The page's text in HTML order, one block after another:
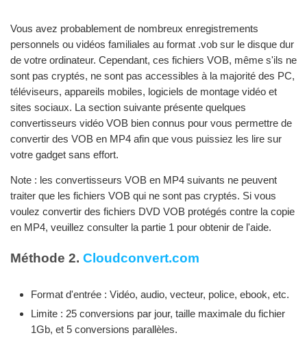
Vous avez probablement de nombreux enregistrements
personnels ou vidéos familiales au format .vob sur le disque dur
de votre ordinateur. Cependant, ces fichiers VOB, même s'ils ne
sont pas cryptés, ne sont pas accessibles à la majorité des PC,
téléviseurs, appareils mobiles, logiciels de montage vidéo et
sites sociaux. La section suivante présente quelques
convertisseurs vidéo VOB bien connus pour vous permettre de
convertir des VOB en MP4 afin que vous puissiez les lire sur
votre gadget sans effort.
Note : les convertisseurs VOB en MP4 suivants ne peuvent
traiter que les fichiers VOB qui ne sont pas cryptés. Si vous
voulez convertir des fichiers DVD VOB protégés contre la copie
en MP4, veuillez consulter la partie 1 pour obtenir de l'aide.
Méthode 2. Cloudconvert.com
Format d'entrée : Vidéo, audio, vecteur, police, ebook, etc.
Limite : 25 conversions par jour, taille maximale du fichier
1Gb, et 5 conversions parallèles.